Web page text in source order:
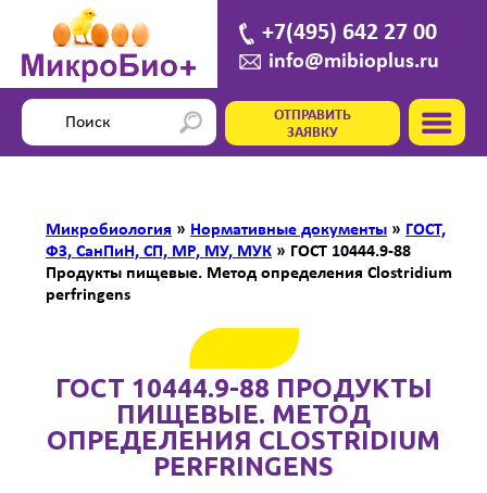
+7(495) 642 27 00
info@mibioplus.ru
ОТПРАВИТЬ
ЗАЯВКУ
Микробиология » Нормативные документы » ГОСТ,
ФЗ, СанПиН, СП, МР, МУ, МУК » ГОСТ 10444.9-88
Продукты пищевые. Метод определения Clostridium
perfringens
ГОСТ 10444.9-88 ПРОДУКТЫ
ПИЩЕВЫЕ. МЕТОД
ОПРЕДЕЛЕНИЯ CLOSTRIDIUM
PERFRINGENS